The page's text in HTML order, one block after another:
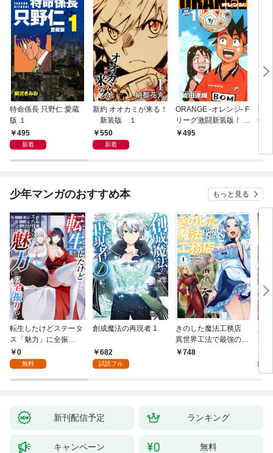
特命係長 只野仁 愛蔵
版 １
495
新着
新約 オオカミが来る！
新装版 １
550
新着
ORANGE -オレンジ- F
リーグ激闘新装版！ 第
１巻495
少年マンガのおすすめ本 もっと見る
転生したけどステータ
ス「魅力」に全振
り！？(1)
0
無料
創成魔法の再現者 1
682
試読フル
きのした魔法工務店
異世界工法で最強の家
づくりを（コミック）
748
兆
る
新刊配信予定 ランキング
キャンペーン 無料